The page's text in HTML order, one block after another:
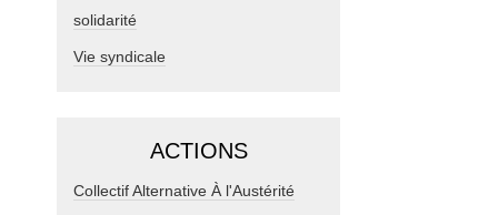
solidarité
Vie syndicale
ACTIONS
Collectif Alternative À l'Austérité